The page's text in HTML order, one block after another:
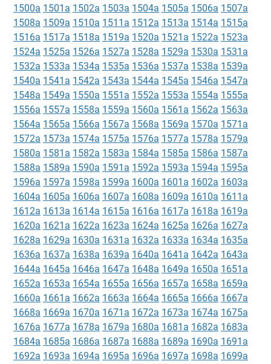
1500a 1501a 1502a 1503a 1504a 1505a 1506a 1507a
1508a 1509a 1510a 1511a 1512a 1513a 1514a 1515a
1516a 1517a 1518a 1519a 1520a 1521a 1522a 1523a
1524a 1525a 1526a 1527a 1528a 1529a 1530a 1531a
1532a 1533a 1534a 1535a 1536a 1537a 1538a 1539a
1540a 1541a 1542a 1543a 1544a 1545a 1546a 1547a
1548a 1549a 1550a 1551a 1552a 1553a 1554a 1555a
1556a 1557a 1558a 1559a 1560a 1561a 1562a 1563a
1564a 1565a 1566a 1567a 1568a 1569a 1570a 1571a
1572a 1573a 1574a 1575a 1576a 1577a 1578a 1579a
1580a 1581a 1582a 1583a 1584a 1585a 1586a 1587a
1588a 1589a 1590a 1591a 1592a 1593a 1594a 1595a
1596a 1597a 1598a 1599a 1600a 1601a 1602a 1603a
1604a 1605a 1606a 1607a 1608a 1609a 1610a 1611a
1612a 1613a 1614a 1615a 1616a 1617a 1618a 1619a
1620a 1621a 1622a 1623a 1624a 1625a 1626a 1627a
1628a 1629a 1630a 1631a 1632a 1633a 1634a 1635a
1636a 1637a 1638a 1639a 1640a 1641a 1642a 1643a
1644a 1645a 1646a 1647a 1648a 1649a 1650a 1651a
1652a 1653a 1654a 1655a 1656a 1657a 1658a 1659a
1660a 1661a 1662a 1663a 1664a 1665a 1666a 1667a
1668a 1669a 1670a 1671a 1672a 1673a 1674a 1675a
1676a 1677a 1678a 1679a 1680a 1681a 1682a 1683a
1684a 1685a 1686a 1687a 1688a 1689a 1690a 1691a
1692a 1693a 1694a 1695a 1696a 1697a 1698a 1699a